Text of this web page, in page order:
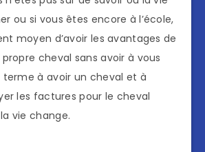
ou si vous êtes encore à l’école,
moyen d’avoir les avantages de
cheval sans avoir à vous
terme à avoir un cheval et à
les factures pour le cheval
vie change.